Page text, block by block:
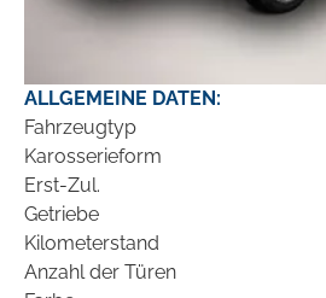
ALLGEMEINE DATEN:
Fahrzeugtyp
Karosserieform
Erst-Zul.
Getriebe
Kilometerstand
Anzahl der Türen